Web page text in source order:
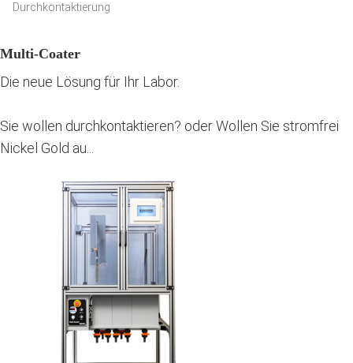
Multi-Coater
Durchkontaktierung
Die neue Lösung für Ihr Labor.
Sie wollen durchkontaktieren? oder Wollen Sie stromfrei
Nickel Gold au...